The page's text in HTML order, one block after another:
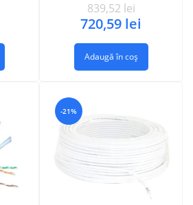
839,52 lei
720,59 lei
Adaugă în coș
-21%